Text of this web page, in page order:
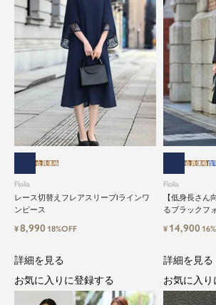
Flolia
レース切替えフレアスリーブIラインワ
ンピース
会員価格
¥8,990 18%OFF
Flolia
【低身長さん
るブラックフ
会員価格自
¥ 14,900
詳細を見る
お気に入りに登録する
詳細を見る
お気に入